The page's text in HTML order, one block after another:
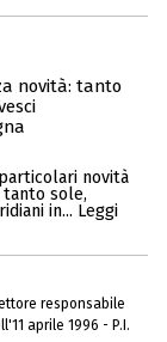
novità: tanto
novità
sole,
in... Leggi
responsabile
aprile 1996 - P.I.